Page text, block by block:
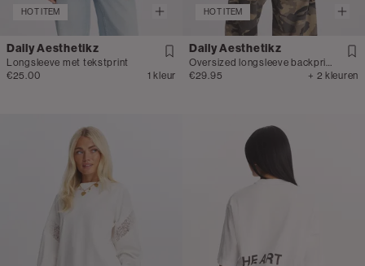
HOT ITEM
Daily Aesthetikz
Longsleeve met tekstprint
€25.00
1 kleur
HOT ITEM
Daily Aesthetikz
€29.95
+ 2 kleuren